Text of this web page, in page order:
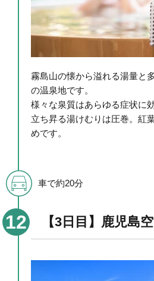
霧島山の懐から溢れる湯量と
の温泉地です。
様々な泉質はあらゆる症状に
立ち昇る湯けむりは圧巻。紅
めです。
車で約20分
【3日目】鹿児島